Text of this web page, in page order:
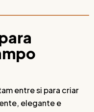
entre si para criar
elegante e